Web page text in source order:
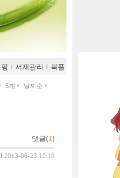
ｌ 서재관리 ｌ 북플
5개 날짜순
댓글(1)
l 2013-06-23 10:10